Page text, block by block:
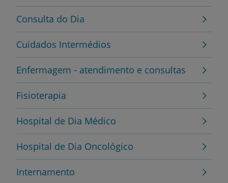
Consulta do Dia
Cuidados Intermédios
Enfermagem - atendimento e consultas
Fisioterapia
Hospital de Dia Médico
Hospital de Dia Oncológico
Internamento